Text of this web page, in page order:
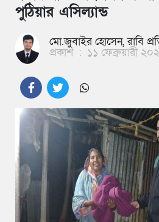
পুঠিয়ার এসিল্যান্ড
মো.জুবাইর হোসেন, রাবি
প্রকাশ : ১১ ফেব্রুয়ারী